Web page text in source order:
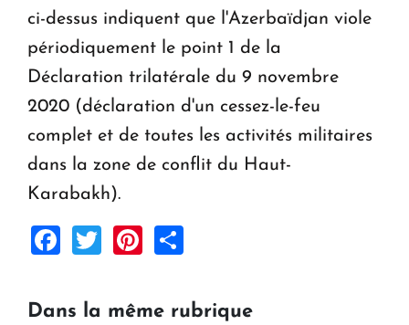
ci-dessus indiquent que l'Azerbaïdjan viole
périodiquement le point 1 de la
Déclaration trilatérale du 9 novembre
2020 (déclaration d'un cessez-le-feu
complet et de toutes les activités militaires
dans la zone de conflit du Haut-
Karabakh).
Facebook
TwitterPinterest
Dans la même rubrique